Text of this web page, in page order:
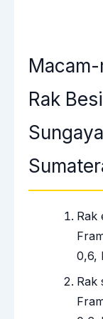
Macam-
Rak
Rak
0,6,
Rak